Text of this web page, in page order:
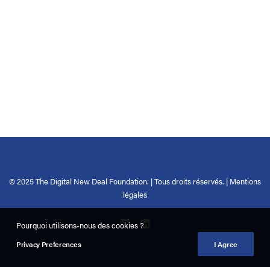
© 2025 The Digital New Deal Foundation. | Tous droits réservés. | Mentions
légales
Pourquoi utilisons-nous des cookies ?
Privacy Preferences I Agree